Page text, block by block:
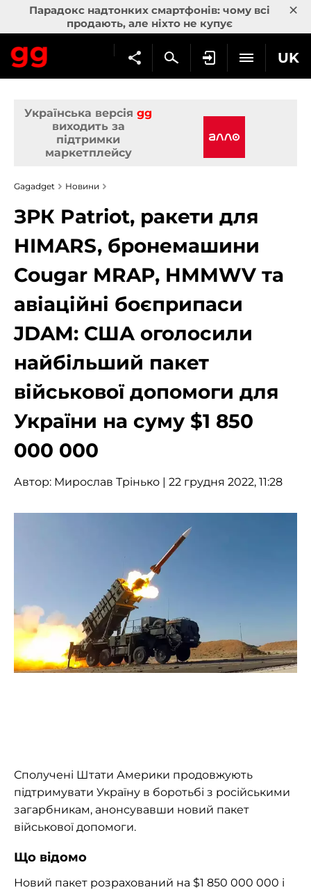
Парадокс надтонких смартфонів: чому всі
продають, але ніхто не купує
×
UK
Українська версія gg
виходить за
підтримки
маркетплейсу
Gagadget Новини
ЗРК Patriot, ракети для
HIMARS, бронемашини
Cougar MRAP, HMMWV та
авіаційні боєприпаси
JDAM: США оголосили
найбільший пакет
військової допомоги для
України на суму $1 850
000 000
Автор: Мирослав Трінько | 22 грудня 2022, 11:28
Сполучені Штати Америки продовжують
підтримувати Україну в боротьбі з російськими
загарбникам, анонсувавши новий пакет
військової допомоги.
Що відомо
Новий пакет розрахований на $1 850 000 000 і